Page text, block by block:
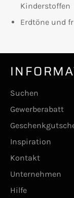
Kinderstoffen
Erdtöne und
Suchen
Gewerberabatt
Inspiration
Kontakt
Unternehmen
Hilfe